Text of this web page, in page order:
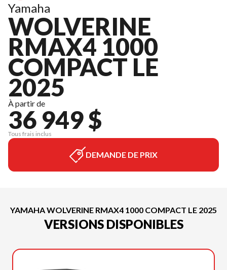
Yamaha
WOLVERINE
RMAX4 1000
COMPACT LE
2025
À partir de
36 949 $
Tous frais inclus
DEMANDE DE PRIX
YAMAHA WOLVERINE RMAX4 1000 COMPACT LE 2025
VERSIONS DISPONIBLES